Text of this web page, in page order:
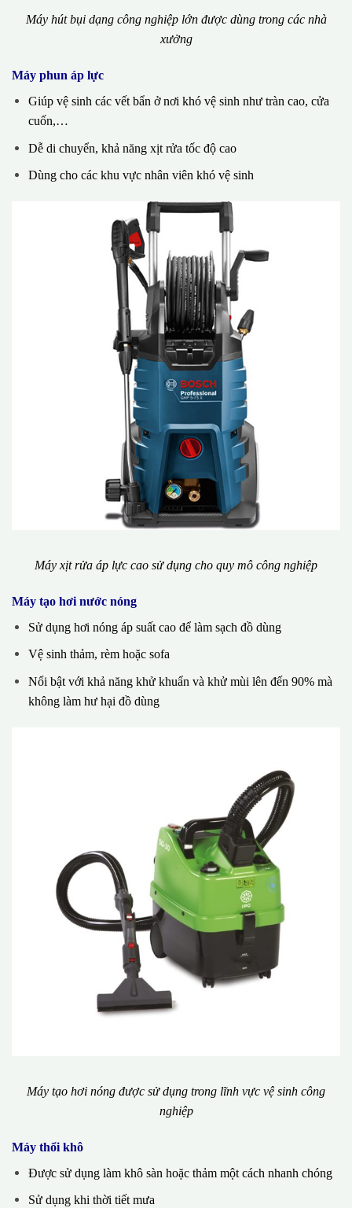
Máy hút bụi dạng công nghiệp lớn được dùng trong các nhà
xưởng
Máy phun áp lực
Giúp vệ sinh các vết bẩn ở nơi khó vệ sinh như tràn cao, cửa
cuốn,…
Dễ di chuyển, khả năng xịt rửa tốc độ cao
Dùng cho các khu vực nhân viên khó vệ sinh
Máy xịt rửa áp lực cao sử dụng cho quy mô công nghiệp
Máy tạo hơi nước nóng
Sử dụng hơi nóng áp suất cao để làm sạch đồ dùng
Vệ sinh thảm, rèm hoặc sofa
Nổi bật với khả năng khử khuẩn và khử mùi lên đến 90% mà
không làm hư hại đồ dùng
Máy tạo hơi nóng được sử dụng trong lĩnh vực vệ sinh công
nghiệp
Máy thổi khô
Được sử dụng làm khô sàn hoặc thảm một cách nhanh chóng
Sử dụng khi thời tiết mưa